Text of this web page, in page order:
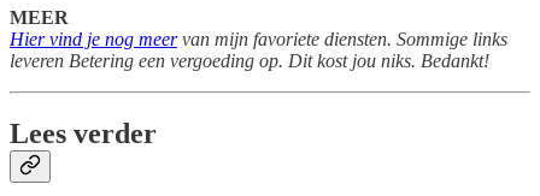
MEER
Hier vind je nog meervan mijn favoriete diensten. Sommige links
leveren Betering een vergoeding op. Dit kost jou niks. Bedankt!
Lees verder